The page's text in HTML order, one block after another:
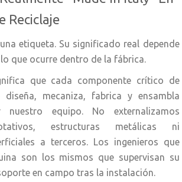
Reciclaje
etiqueta. Su significado real depende
que ocurre dentro de la fábrica.
que cada componente crítico de
mecaniza, fabrica y ensambla
nuestro equipo. No externalizamos
estructuras metálicas ni
a terceros. Los ingenieros que
son los mismos que supervisan su
en campo tras la instalación.